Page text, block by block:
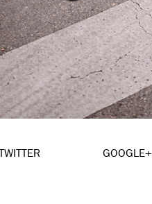
TWITTER GOOGLE+